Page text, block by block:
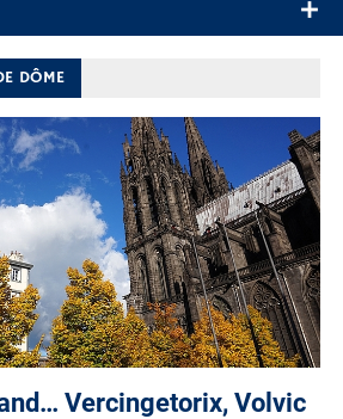
DÔME
Vercingetorix, Volvic